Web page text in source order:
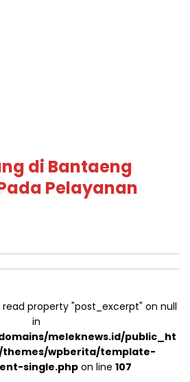
di Bantaeng
Pelayanan
property "post_excerpt" on null
in
meleknews.id/public_ht
wpberita/template-
single.phpon line 107